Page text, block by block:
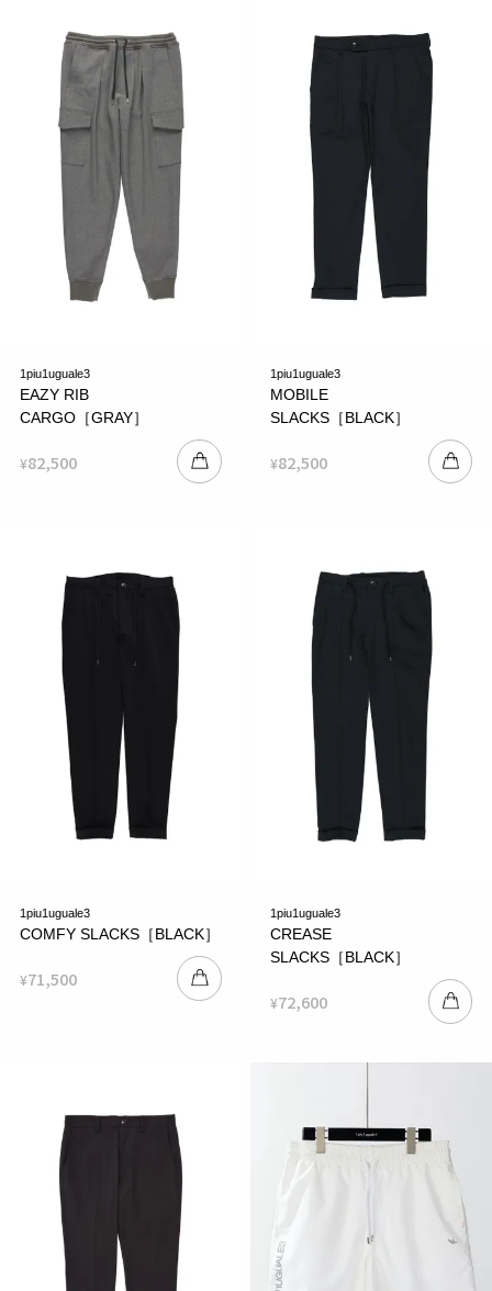
1piu1uguale3
EAZY RIB
CARGO［GRAY］
¥82,500
1piu1uguale3
MOBILE
SLACKS［BLACK］
¥82,500
1piu1uguale3
COMFY SLACKS［BLACK］
¥71,500
1piu1uguale3
CREASE
SLACKS［BLACK］
¥72,600